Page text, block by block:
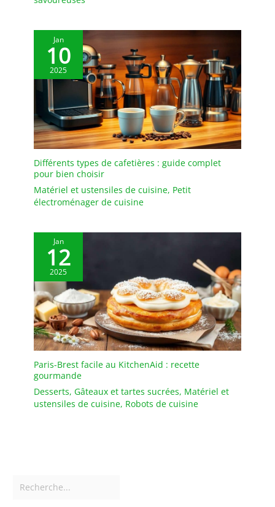
Jan
10
2025
Différents types de cafetières : guide complet
pour bien choisir
Matériel et ustensiles de cuisine, Petit
électroménager de cuisine
Jan
12
2025
Paris-Brest facile au KitchenAid : recette
gourmande
Desserts, Gâteaux et tartes sucrées, Matériel et
ustensiles de cuisine, Robots de cuisine